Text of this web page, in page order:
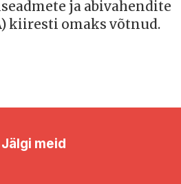
ja abivahendite
kiiresti omaks võtnud.
meid